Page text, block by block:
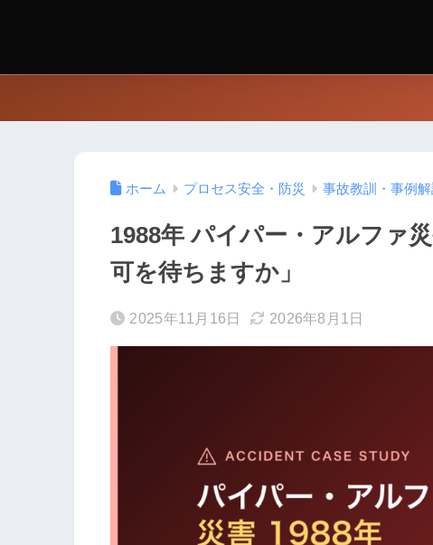
ホーム プロセス安全・防災 事故教訓・事例
1988年 パイパー・アルファ
可を待ちますか」
2025年11月16日 2026年8月1日